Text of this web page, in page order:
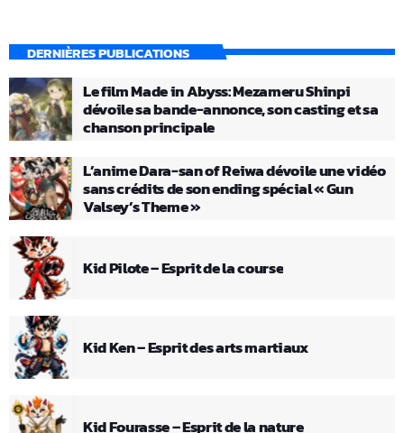
DERNIÈRES PUBLICATIONS
Le film Made in Abyss: Mezameru Shinpi
dévoile sa bande-annonce, son casting et sa
chanson principale
L’anime Dara-san of Reiwa dévoile une vidéo
sans crédits de son ending spécial « Gun
Valsey’s Theme »
Kid Pilote – Esprit de la course
Kid Ken – Esprit des arts martiaux
Kid Fourasse – Esprit de la nature